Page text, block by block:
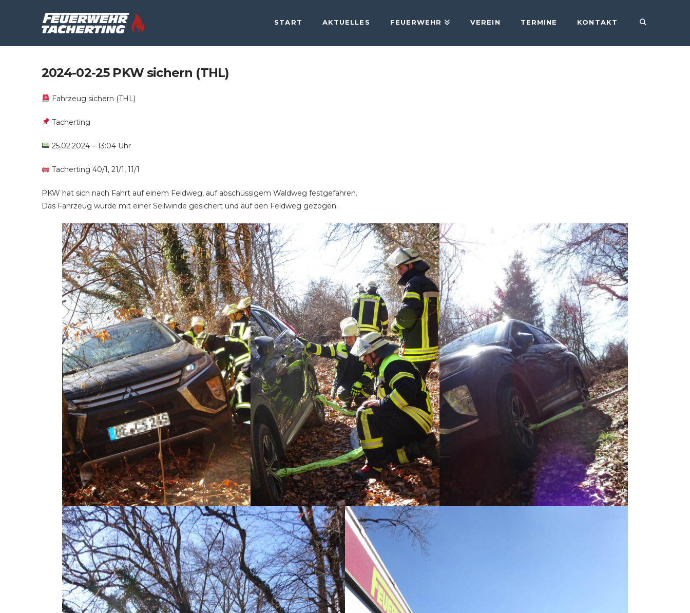
START AKTUELLES FEUERWEHR VEREIN TERMINE KONTAKT
2024-02-25 PKW sichern (THL)
Fahrzeug sichern (THL)
Tacherting
25.02.2024 – 13:04 Uhr
Tacherting 40/1, 21/1, 11/1
PKW hat sich nach Fahrt auf einem Feldweg, auf abschüssigem Waldweg festgefahren.
Das Fahrzeug wurde mit einer Seilwinde gesichert und auf den Feldweg gezogen.